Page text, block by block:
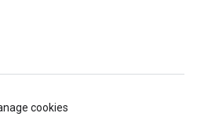
cookies